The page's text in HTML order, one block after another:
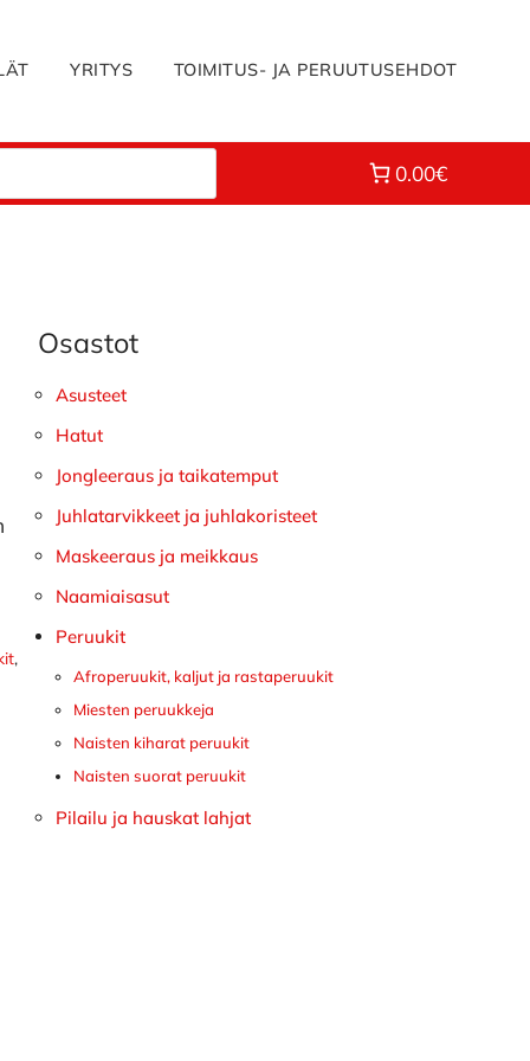
YRITYS TOIMITUS- JA PERUUTUSEHDOT
0.00€
,
Ensisijainen
sivupalkki
Osastot
Asusteet
Hatut
Jongleeraus ja taikatemput
Juhlatarvikkeet ja juhlakoristeet
Maskeeraus ja meikkaus
Naamiaisasut
Peruukit
Afroperuukit, kaljut ja rastaperuukit
Miesten peruukkeja
Naisten kiharat peruukit
Naisten suorat peruukit
Pilailu ja hauskat lahjat